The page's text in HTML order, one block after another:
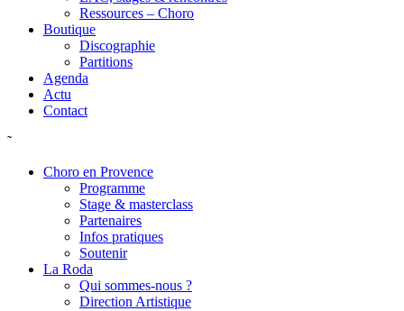
Ressources – Choro
Boutique
Discographie
Partitions
Agenda
Actu
Contact
˜
Choro en Provence
Programme
Stage & masterclass
Partenaires
Infos pratiques
Soutenir
La Roda
Qui sommes-nous ?
Direction Artistique